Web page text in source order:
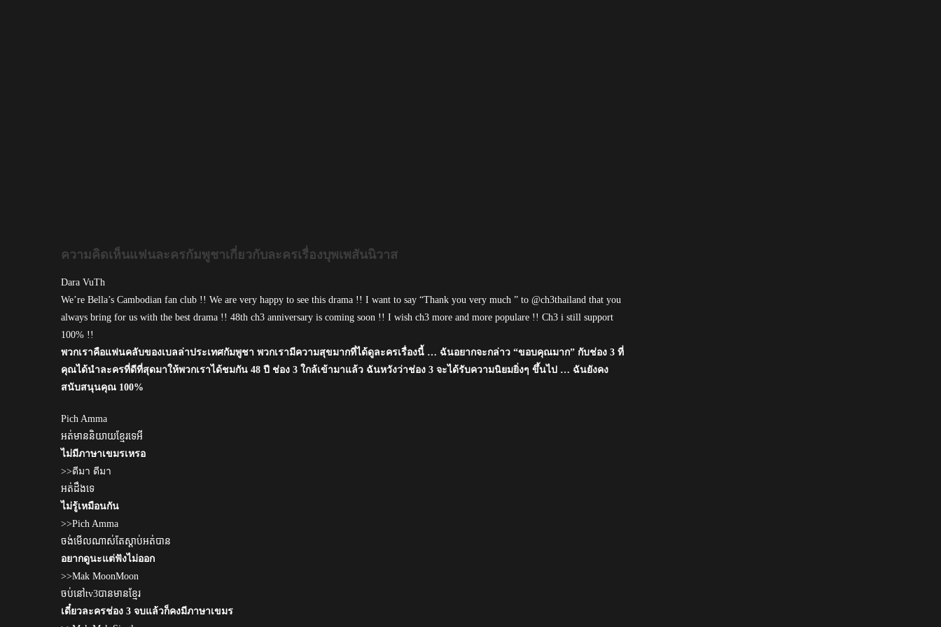
ความคิดเห็นแฟนละครกัมพูชาเกี่ยวกับละครเรื่องบุพเพสันนิวาส
Dara VuTh
We’re Bella’s Cambodian fan club !! We are very happy to see this drama !! I want to say “Thank you very much ” to @ch3thailand that you
always bring for us with the best drama !! 48th ch3 anniversary is coming soon !! I wish ch3 more and more populare !! Ch3 i still support
100% !!
พวกเราคือแฟนคลับของเบลล่าประเทศกัมพูชา พวกเรามีความสุขมากที่ได้ดูละครเรื่องนี้ … ฉันอยากจะกล่าว “ขอบคุณมาก” กับช่อง 3 ที่
คุณได้นำละครที่ดีที่สุดมาให้พวกเราได้ชมกัน 48 ปี ช่อง 3 ใกล้เข้ามาแล้ว ฉันหวังว่าช่อง 3 จะได้รับความนิยมยิ่งๆ ขึ้นไป … ฉันยังคง
สนับสนุนคุณ 100%
Pich Amma
អត់មាននិយាយខ្មែរទេអី
ไม่มีภาษาเขมรเหรอ
>>ดีมา ดีมา
អត់ដឹងទេ
ไม่รู้เหมือนกัน
>>Pich Amma
ចង់មើលណាស់តែស្ដាប់អត់បាន
อยากดูนะแต่ฟังไม่ออก
>>Mak MoonMoon
ចប់នៅtv3បានមានខ្មែរ
เดี๋ยวละครช่อง 3 จบแล้วก็คงมีภาษาเขมร